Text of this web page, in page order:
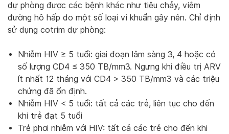
dự phòng được các bệnh khác như tiêu chảy, viêm
đường hô hấp do một số loại vi khuẩn gây nên. Chỉ định
sử dụng cotrim dự phòng:
Nhiễm HIV ≥ 5 tuổi: giai đoạn lâm sàng 3, 4 hoặc có
số lượng CD4 ≤ 350 TB/mm3. Ngưng khi điều trị ARV
ít nhất 12 tháng với CD4 > 350 TB/mm3 và các triệu
chứng đã ổn định.
Nhiễm HIV < 5 tuổi: tất cả các trẻ, liên tục cho đến
khi trẻ đạt 5 tuổi
Trẻ phơi nhiễm với HIV: tất cả các trẻ cho đến khi